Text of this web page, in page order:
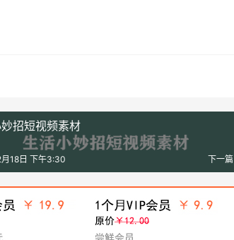
招短视频素材
下一篇
18日 下午3:30